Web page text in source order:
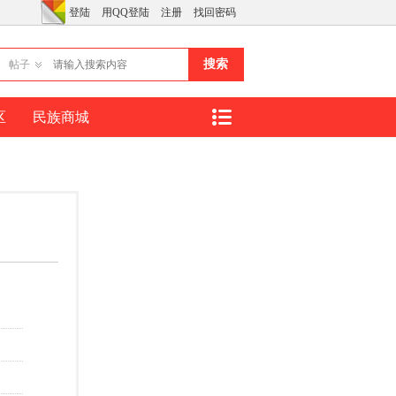
登陆 用QQ登陆 注册 找回密码
帖子 搜索
民族商城